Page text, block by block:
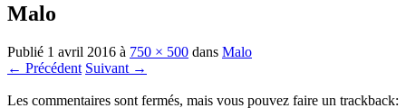
Malo
Publié 1 avril 2016 à 750 × 500 dans Malo
← Précédent Suivant →
Les commentaires sont fermés, mais vous pouvez faire un trackback: